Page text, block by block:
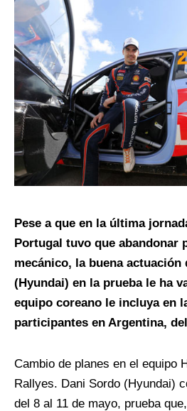
Pese a que en la última
Portugal tuvo que abandonar
mecánico, la buena actuación
(Hyundai) en la prueba le ha
equipo coreano le incluya en
participantes en Argentina,
Cambio de planes en el equipo
Rallyes. Dani Sordo (Hyundai)
del 8 al 11 de mayo, prueba